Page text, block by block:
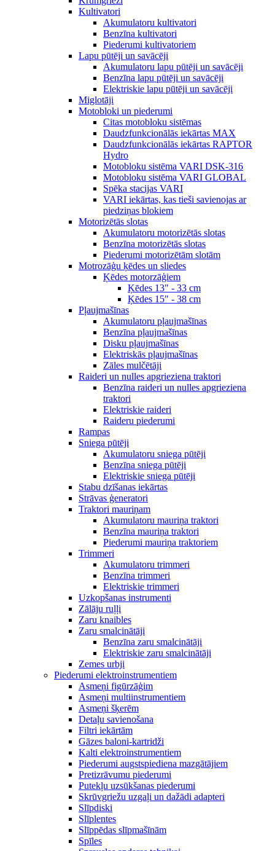
Kultivatori
Akumulatoru kultivatori
Benzīna kultivatori
Piederumi kultivatoriem
Lapu pūtēji un savācēji
Akumulatoru lapu pūtēji un savācēji
Benzīna lapu pūtēji un savācēji
Elektriskie lapu pūtēji un savācēji
Miglotāji
Motobloki un piederumi
Citas motobloku sistēmas
Daudzfunkcionālās iekārtas MAX
Daudzfunkcionālās iekārtas RAPTOR
Hydro
Motobloku sistēma VARI DSK-316
Motobloku sistēma VARI GLOBAL
Spēka stacijas VARI
VARI iekārtas, kas tieši savienojas ar
piedziņas blokiem
Motorizētās slotas
Akumulatoru motorizētās slotas
Benzīna motorizētās slotas
Piederumi motorizētām slotām
Motrozāģu ķēdes un sliedes
Ķēdes motorzāģiem
Ķēdes 13" - 33 cm
Ķēdes 15" - 38 cm
Pļaujmašīnas
Akumulatoru pļaujmašīnas
Benzīna pļaujmašīnas
Disku pļaujmašīnas
Elektriskās pļaujmašīnas
Zāles mulčētāji
Raideri un nulles apgrieziena traktori
Benzīna raideri un nulles apgrieziena
traktori
Elektriskie raideri
Raideru piederumi
Rampas
Sniega pūtēji
Akumulatoru sniega pūtēji
Benzīna sniega pūtēji
Elektriskie sniega pūtēji
Stabu dzīšanas iekārtas
Strāvas ģeneratori
Traktori mauriņam
Akumulatoru mauriņa traktori
Benzīna mauriņa traktori
Piederumi mauriņa traktoriem
Trimmeri
Akumulatoru trimmeri
Benzīna trimmeri
Elektriskie trimmeri
Uzkopšanas instrumenti
Zālāju ruļļi
Zaru knaibles
Zaru smalcinātāji
Benzīna zaru smalcinātāji
Elektriskie zaru smalcinātāji
Zemes urbji
Piederumi elektroinstrumentiem
Asmeņi figūrzāģim
Asmeņi multiinstrumentiem
Asmeņi šķerēm
Detaļu savienošana
Filtri iekārtām
Gāzes baloni-kartridži
Kalti elektroinstrumentiem
Piederumi augstspiediena mazgātājiem
Pretizrāvumu piederumi
Putekļu uzsūkšanas piederumi
Skrūvgriežu uzgaļi un dažādi adapteri
Slīpdiski
Slīplentes
Slīppēdas slīpmašīnām
Spīles